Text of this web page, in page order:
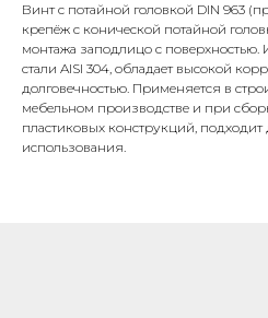
Винт с потайной головкой DIN 963
крепёж с конической потайной
монтажа заподлицо с
стали AISI 304, обладает высокой
долговечностью. Применяется в
мебельном производстве и при
пластиковых конструкций,
использования.